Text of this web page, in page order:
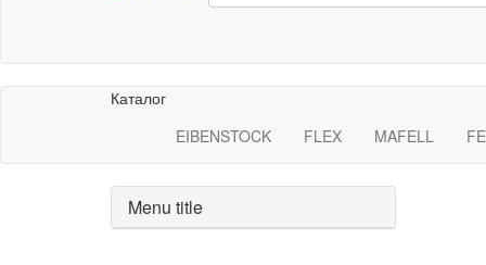
Каталог
EIBENSTOCK
FLEX MAFELL
Menu title